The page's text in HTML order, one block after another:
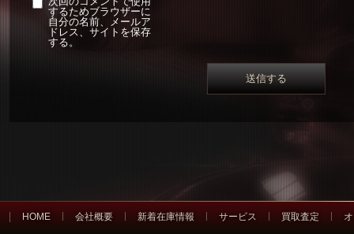
するためブラウザーに
自分の名前、メールア
ドレス、サイトを保存
する。
HOME 会社概要 新着在庫情報 サービス 買取査定